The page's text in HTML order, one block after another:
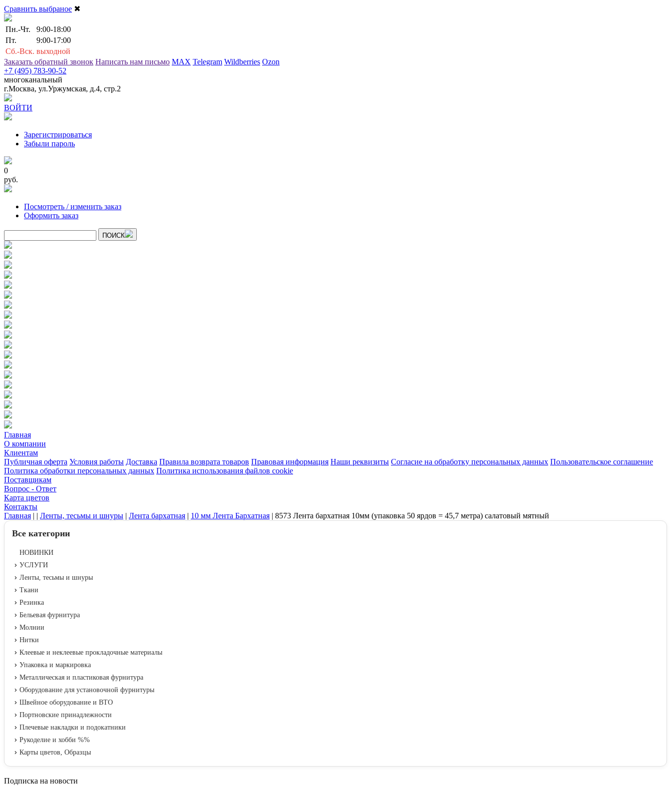
Сравнить выбраное ✖
Пн.-Чт.
9:00-18:00
Пт.
9:00-17:00
Сб.-Вск. выходной
Заказать обратный звонок Написать нам письмо MAX Telegram Wildberries Ozon
+7 (495) 783-90-52
многоканальный
г.Москва, ул.Уржумская, д.4, стр.2
ВОЙТИ
Зарегистрироваться
Забыли пароль
0
руб.
Посмотреть / изменить заказ
Оформить заказ
ПОИСК
Главная
О компании
Клиентам
Публичная оферта Условия работы Доставка Правила возврата товаров Правовая информация Наши реквизиты Согласие на обработку персональных данных Пользовательское соглашение
Политика обработки персональных данных Политика использования файлов cookie
Поставщикам
Вопрос - Ответ
Карта цветов
Контакты
Главная | | Ленты, тесьмы и шнуры | Лента бархатная | 10 мм Лента Бархатная | 8573 Лента бархатная 10мм (упаковка 50 ярдов = 45,7 метра) салатовый мятный
Все категории
НОВИНКИ
УСЛУГИ
Ленты, тесьмы и шнуры
Ткани
Резинка
Бельевая фурнитура
Молнии
Нитки
Клеевые и неклеевые прокладочные материалы
Упаковка и маркировка
Металлическая и пластиковая фурнитура
Оборудование для установочной фурнитуры
Швейное оборудование и ВТО
Портновские принадлежности
Плечевые накладки и подокатники
Рукоделие и хобби %%
Карты цветов, Образцы
Подписка на новости